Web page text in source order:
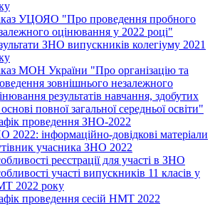
УЦОЯО "Про проведення пробного
оцінювання у 2022 році"
ЗНО випускників колегіуму 2021
МОН України "Про організацію та
зовнішнього незалежного
результатів навчання, здобутих
повної загальної середньої освіти"
проведення ЗНО-2022
2022: інформаційно-довідкові матеріали
учасника ЗНО 2022
реєстрації для участі в ЗНО
участі випускників 11 класів у
2022 року
проведення сесій НМТ 2022